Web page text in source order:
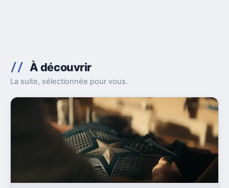
À découvrir
La suite, sélectionnée pour vous.